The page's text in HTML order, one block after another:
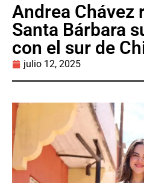
Andrea Chávez
Santa Bárbara
con el sur de
julio 12, 2025